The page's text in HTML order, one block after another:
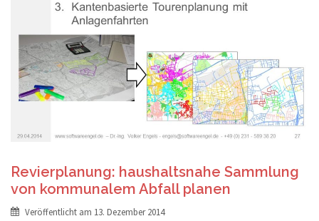
Revierplanung: haushaltsnahe Sammlung
von kommunalem Abfall planen
Veröffentlicht am 13. Dezember 2014